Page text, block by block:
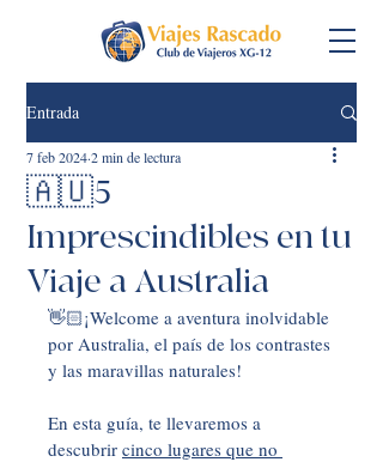
Entrada
🇦🇺5
Imprescindibles en tu
Viaje a Australia
7 feb 20242 min de lectura
👋🏻¡Welcome a aventura inolvidable
por Australia, el país de los contrastes
y las maravillas naturales!
En esta guía, te llevaremos a
descubrir cinco lugares que no